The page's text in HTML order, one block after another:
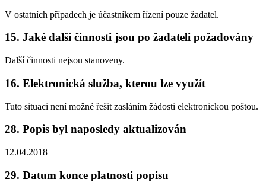
V ostatních případech je účastníkem řízení pouze žadatel.
15. Jaké další činnosti jsou po žadateli požadovány
Další činnosti nejsou stanoveny.
16. Elektronická služba, kterou lze využít
Tuto situaci není možné řešit zasláním žádosti elektronickou poštou.
28. Popis byl naposledy aktualizován
12.04.2018
29. Datum konce platnosti popisu